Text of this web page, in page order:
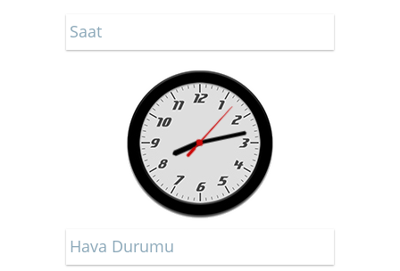
Saat
Hava Durumu